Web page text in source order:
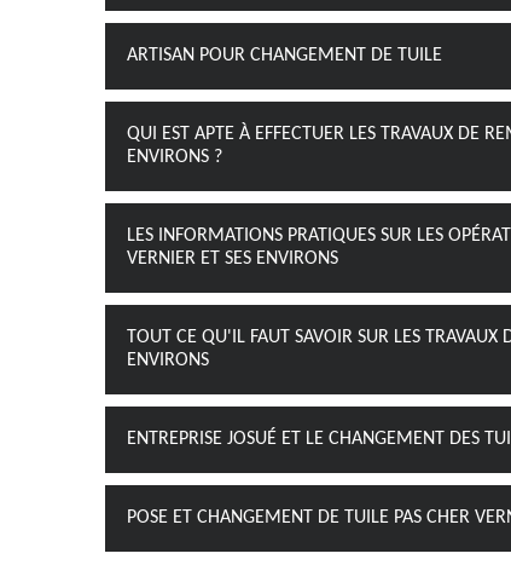
ARTISAN POUR CHANGEMENT DE TUILE
QUI EST APTE À EFFECTUER LES TRAVAUX DE
ENVIRONS ?
LES INFORMATIONS PRATIQUES SUR LES
VERNIER ET SES ENVIRONS
TOUT CE QU'IL FAUT SAVOIR SUR LES
ENVIRONS
ENTREPRISE JOSUÉ ET LE CHANGEMENT DES
POSE ET CHANGEMENT DE TUILE PAS CHER